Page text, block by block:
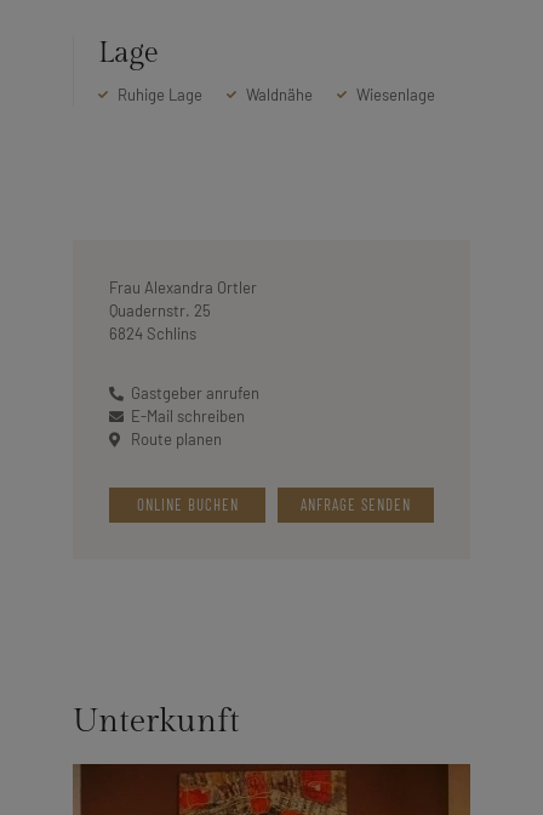
Lage
Ruhige Lage Waldnähe Wiesenlage
Frau Alexandra Ortler
Quadernstr. 25
6824 Schlins
Gastgeber anrufen
E-Mail schreiben
Route planen
ONLINE BUCHEN ANFRAGE SENDEN
Unterkunft